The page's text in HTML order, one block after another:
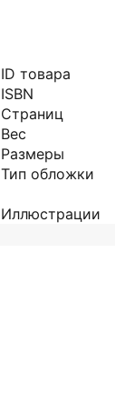
ID товара
ISBN
Страниц
Вес
Размеры
Тип обложки
Иллюстрации